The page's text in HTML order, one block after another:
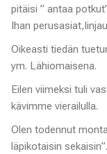
pitäisi ” antaa
Ihan
Oikeasti tiedän
ym. Lähiomaisena.
Eilen viimeksi tuli
kävimme vierailulla.
Olen todennut
läpikotaisin